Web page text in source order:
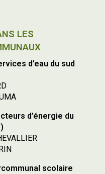
LES
d’eau du sud
d’énergie du
scolaire